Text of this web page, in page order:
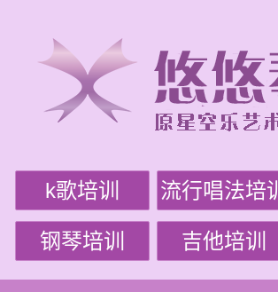
k歌培训 流行唱法培训
钢琴培训 吉他培训